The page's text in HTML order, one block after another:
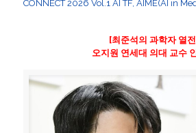
CONNECT 2026 Vol.1 AI TF, AIME(AI in
[최준석의 과학자 열전]
오지원 연세대 의대 교수